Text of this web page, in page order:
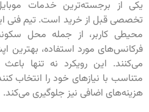
یکی از برجسته‌ترین خدمات موبایل
تخصصی قبل از خرید است. تیم فنی
محیطی کاربر، از جمله محل
فرکانس‌های مورد استفاده، بهترین
می‌کنند. این رویکرد نه تنها
متناسب با نیازهای خود را انتخاب
هزینه‌های اضافی نیز جلوگیری می‌کند.